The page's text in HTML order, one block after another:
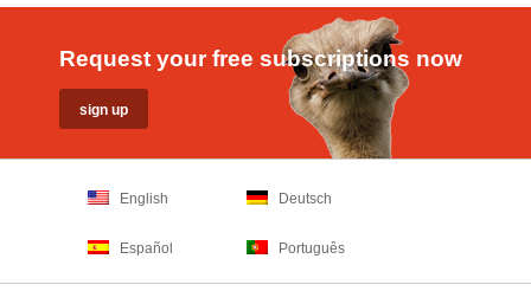
Request your free subscriptions now
English Deutsch
Español Português